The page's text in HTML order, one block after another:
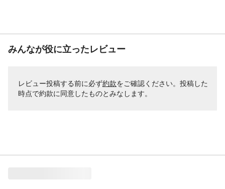
みんなが役に立ったレビュー
レビュー投稿する前に必ず約款をご確認ください。投稿した
時点で約款に同意したものとみなします。